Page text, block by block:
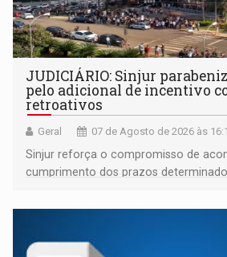
JUDICIÁRIO: Sinjur
pelo adicional de incentivo
retroativos
Geral 07 de Agosto de 2026 às
Sinjur reforça o compromisso de
cumprimento dos prazos